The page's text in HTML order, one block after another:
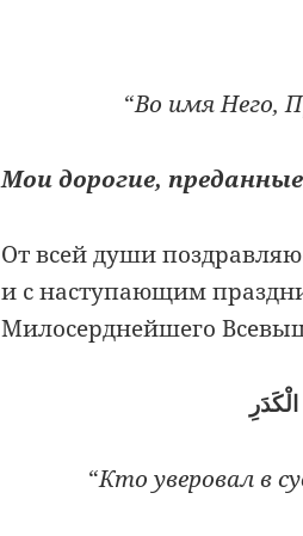
“Во имя Него,
Мои дорогие,
От всей души
и с наступающим
Милосерднейшего
“Кто уверовал в